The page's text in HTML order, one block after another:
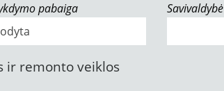
pabaiga Savivaldybė
ir remonto veiklos